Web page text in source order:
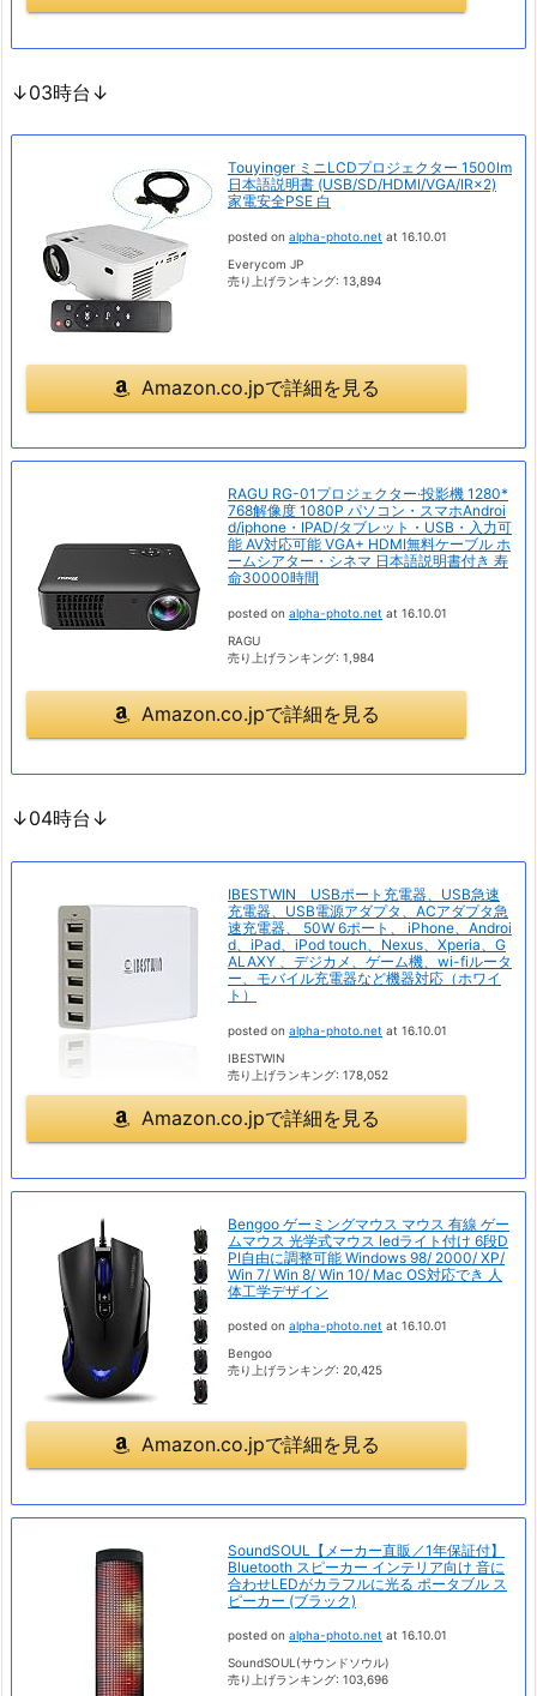
↓03時台↓
Touyinger ミニLCDプロジェクター 1500lm
日本語説明書 (USB/SD/HDMI/VGA/IR×2)
家電安全PSE 白
posted on alpha-photo.net at 16.10.01
Everycom JP
売り上げランキング: 13,894
Amazon.co.jpで詳細を見る
RAGU RG-01プロジェクター·投影機 1280*
768解像度 1080P パソコン・スマホAndroi
d/iphone・IPAD/タブレット・USB・入力可
能 AV対応可能 VGA+ HDMI無料ケーブル ホ
ームシアター・シネマ 日本語説明書付き 寿
命30000時間
posted on alpha-photo.net at 16.10.01
RAGU
売り上げランキング: 1,984
Amazon.co.jpで詳細を見る
↓04時台↓
IBESTWIN USBポート充電器、USB急速
充電器、USB電源アダプタ、ACアダプタ急
速充電器、 50W 6ポート、 iPhone、Androi
d、iPad、iPod touch、Nexus、Xperia、G
ALAXY 、デジカメ、ゲーム機、wi-fiルータ
ー、モバイル充電器など機器対応（ホワイ
ト）
posted on alpha-photo.net at 16.10.01
IBESTWIN
売り上げランキング: 178,052
Amazon.co.jpで詳細を見る
Bengoo ゲーミングマウス マウス 有線 ゲー
ムマウス 光学式マウス ledライト付け 6段D
PI自由に調整可能 Windows 98/ 2000/ XP/
Win 7/ Win 8/ Win 10/ Mac OS対応でき 人
体工学デザイン
posted on alpha-photo.net at 16.10.01
Bengoo
売り上げランキング: 20,425
Amazon.co.jpで詳細を見る
SoundSOUL【メーカー直販／1年保証付】
Bluetooth スピーカー インテリア向け 音に
合わせLEDがカラフルに光る ポータブル ス
ピーカー (ブラック)
posted on alpha-photo.net at 16.10.01
SoundSOUL(サウンドソウル)
売り上げランキング: 103,696